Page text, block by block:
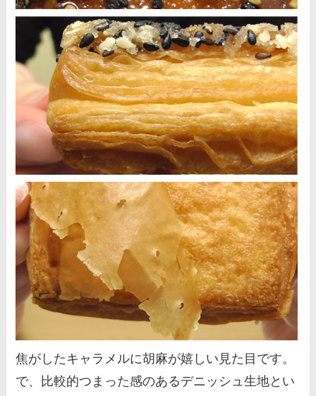
焦がしたキャラメルに胡麻が嬉しい見た目です。
で、比較的つまった感のあるデニッシュ生地とい